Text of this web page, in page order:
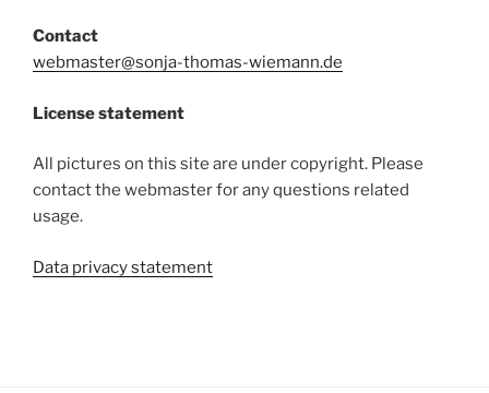
Contact
webmaster@sonja-thomas-wiemann.de
License statement
All pictures on this site are under copyright. Please
contact the webmaster for any questions related
usage.
Data privacy statement